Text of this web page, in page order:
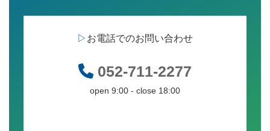
▷ お電話でのお問い合わせ
052-711-2277
open 9:00 - close 18:00